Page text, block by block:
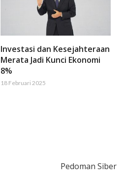
Investasi dan Kesejahteraan
Merata Jadi Kunci Ekonomi
8%
18 Februari 2025
Pedoman Siber